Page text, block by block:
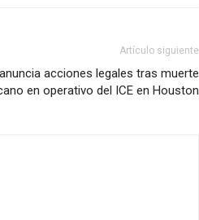
Artículo siguiente
acciones legales tras muerte
en operativo del ICE en Houston